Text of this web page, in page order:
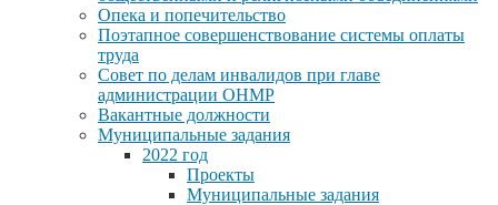
Опека и попечительство
Поэтапное совершенствование системы оплаты
труда
Совет по делам инвалидов при главе
администрации ОНМР
Вакантные должности
Муниципальные задания
2022 год
Проекты
Муниципальные задания